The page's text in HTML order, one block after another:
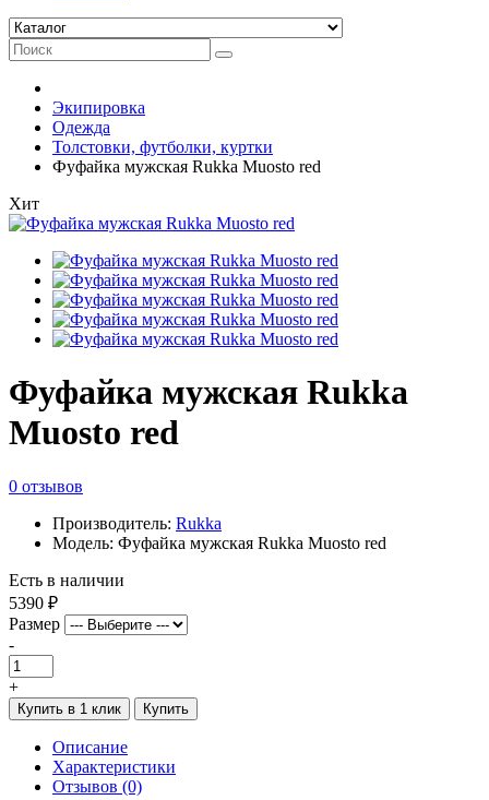
Экипировка
Одежда
Толстовки, футболки, куртки
Фуфайка мужская Rukka Muosto red
Хит
Фуфайка мужская Rukka
Muosto red
0 отзывов
Производитель: Rukka
Модель: Фуфайка мужская Rukka Muosto red
Есть в наличии
5390 ₽
Размер
-
+
Купить в 1 клик Купить
Описание
Характеристики
Отзывов (0)